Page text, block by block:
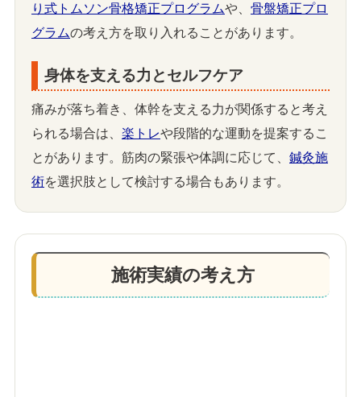
り式トムソン骨格矯正プログラムや、 骨盤矯正プロ
グラムの考え方を取り入れることがあります。
身体を支える力とセルフケア
痛みが落ち着き、体幹を支える力が関係すると考え
られる場合は、 楽トレや段階的な運動を提案するこ
とがあります。筋肉の緊張や体調に応じて、 鍼灸施
術を選択肢として検討する場合もあります。
施術実績の考え方